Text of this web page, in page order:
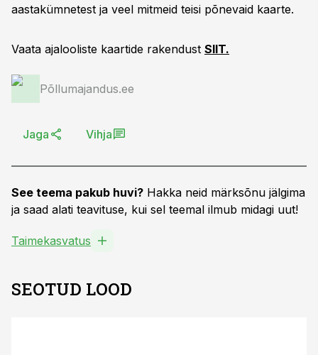
aastakümnetest ja veel mitmeid teisi põnevaid kaarte.
Vaata ajalooliste kaartide rakendust SIIT.
Põllumajandus.ee
Jaga Vihja
See teema pakub huvi? Hakka neid märksõnu jälgima
ja saad alati teavituse, kui sel teemal ilmub midagi uut!
Taimekasvatus
SEOTUD LOOD